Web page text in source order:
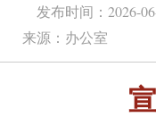
发布时间： 2026-
来源： 办公室